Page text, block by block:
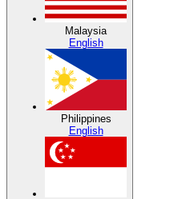
Malaysia
English
Philippines
English